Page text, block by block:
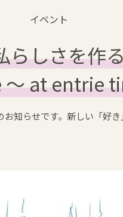
イベント
らしさを作
〜 at entrie
知らせです。新しい「好